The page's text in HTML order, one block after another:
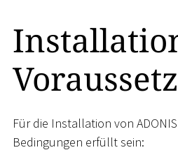
Für die Installation von
Bedingungen erfüllt sein: